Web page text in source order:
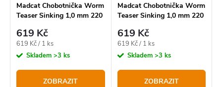
Madcat Chobotnička Worm
Teaser Sinking 1,0 mm 220
619 Kč
Měrná
cena:
619 Kč / 1 ks
Skladem >3 ks
ZOBRAZIT
Madcat Chobotnička Worm
Teaser Sinking 1,0 mm 220
619 Kč
Měrná
cena:
619 Kč / 1 ks
Skladem >3 ks
ZOBRAZIT